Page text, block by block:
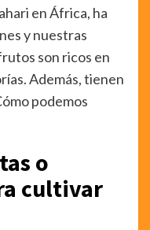
en África, ha
y nuestras
son ricos en
Además, tienen
podemos
o
cultivar